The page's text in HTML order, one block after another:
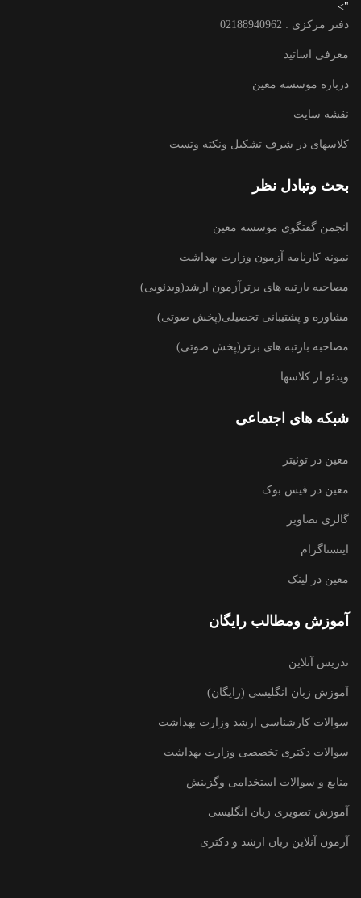
">
دفتر مرکزی : 02188940962
معرفی اساتید
درباره موسسه معین
نقشه سایت
کلاسهای در شرف تشکیل ونکته وتست
بحث وتبادل نظر
انجمن گفتگوی موسسه معین
نمونه کارنامه آزمون وزارت بهداشت
مصاحبه بارتبه های برترآزمون ارشد(ویدئویی)
مشاوره و پشتیبانی تحصیلی(پخش صوتی)
مصاحبه بارتبه های برتر(پخش صوتی)
ویدئو از کلاسها
شبکه های اجتماعی
معین در توئیتر
معین در فیس بوک
گالری تصاویر
اینستاگرام
معین در لینک
آموزش ومطالب رایگان
تدریس آنلاین
آموزش زبان انگلیسی (رایگان)
سوالات کارشناسی ارشد وزارت بهداشت
سوالات دکتری تخصصی وزارت بهداشت
منابع و سوالات استخدامی وگزینش
آموزش تصویری زبان انگلیسی
آزمون آنلاین زبان ارشد و دکتری